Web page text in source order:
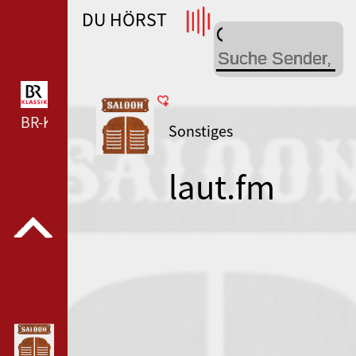
WDR 4 --- WDR 4 ---
BR-KLASSIK --- BR-KLASSIK ---
DU HÖRST
Sonstiges
laut.fm